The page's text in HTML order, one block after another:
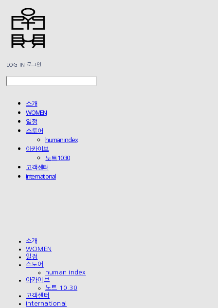
LOG IN 로그인
소개
WOMEN
일정
스토어
human index
아카이브
노트 10.30
고객센터
international
소개
WOMEN
일정
스토어
human index
아카이브
노트 10.30
고객센터
international